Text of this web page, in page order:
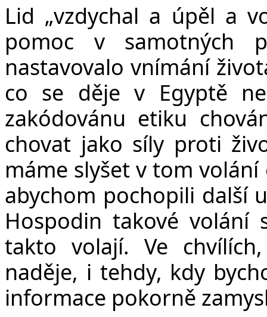
Lid „vzdychal a úpěl a
pomoc v samotných
nastavovalo vnímání
co se děje v Egyptě
zakódovánu etiku
chovat jako síly proti
máme slyšet v tom
abychom pochopili další
Hospodin takové
takto volají. Ve
naděje, i tehdy, kdy
informace pokorně